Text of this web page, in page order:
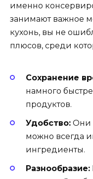
именно
занимают важное
кухонь, вы не
плюсов, среди
Сохранение
намного
продуктов.
Удобство: Они
можно всегда
ингредиенты.
Разнообразие: